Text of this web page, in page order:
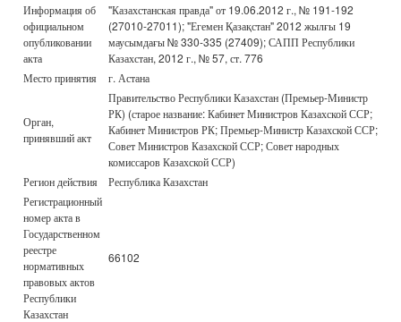
Информация об
официальном
опубликовании
акта
"Казахстанская правда" от 19.06.2012 г., № 191-192
(27010-27011); "Егемен Қазақстан" 2012 жылғы 19
маусымдағы № 330-335 (27409); САПП Республики
Казахстан, 2012 г., № 57, ст. 776
Место принятия
г. Астана
Орган,
принявший акт
Правительство Республики Казахстан (Премьер-Министр
РК) (старое название: Кабинет Министров Казахской ССР;
Кабинет Министров РК; Премьер-Министр Казахской ССР;
Совет Министров Казахской ССР; Совет народных
комиссаров Казахской ССР)
Регион действия
Республика Казахстан
Регистрационный
номер акта в
Государственном
реестре
нормативных
правовых актов
Республики
Казахстан
66102